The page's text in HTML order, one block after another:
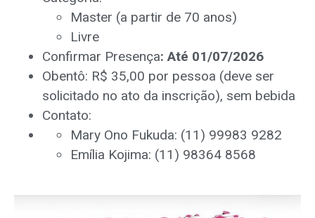
Master (a partir de 70 anos)
Livre
Confirmar Presença: Até 01/07/2026
Obentô: R$ 35,00 por pessoa (deve ser
solicitado no ato da inscrição), sem bebida
Contato:
Mary Ono Fukuda: (11) 99983 9282
Emília Kojima: (11) 98364 8568